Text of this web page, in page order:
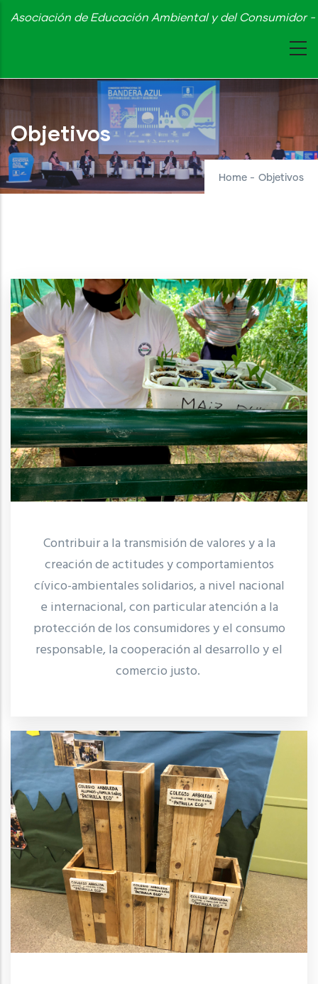
Skip
content
Asociación de Educación Ambiental y del Consumidor
Objetivos
Home - Objetivos
Contribuir a la transmisión de valores y a la
creación de actitudes y comportamientos
cívico-ambientales solidarios, a nivel nacional
e internacional, con particular atención a la
protección de los consumidores y el consumo
responsable, la cooperación al desarrollo y el
comercio justo.